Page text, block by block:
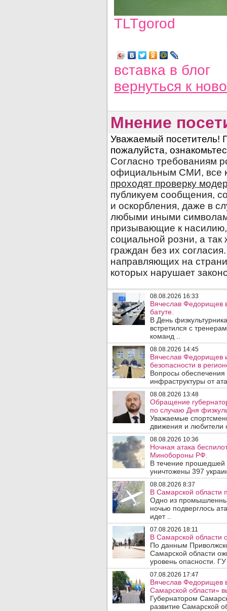
TLTgorod
вставка в блог
вернуться к
Мнение
08.08.2026 16:33
Вячеслав Федорищев
батуте.
В День
встретился с
команд ..
08.08.2026 14:45
Вячеслав Федорищев
безопасности в
Вопросы обеспечения
инфраструктуры от
08.08.2026 13:48
Обращение
по случаю Дня
Уважаемые
движения и любители
08.08.2026 10:36
Ночная атака
Минобороны РФ.
В течение
уничтожены 397
08.08.2026 8:37
В Самарской области
Одно из
ночью подверглось
идет ..
07.08.2026 18:11
В Самарской области
По данным
Самарской области
уровень опасности.
07.08.2026 17:47
Вячеслав Федорищев
Самарской области»
Губернатором
развитие Самарской